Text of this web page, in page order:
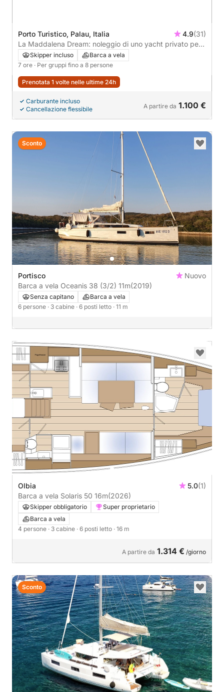
Porto Turistico, Palau, Italia 4.9(31)
La Maddalena Dream: noleggio di uno yacht privato per
un'intera giornata da Palau
Skipper incluso
Barca a vela
7 ore · Per gruppi fino a 8 persone
Prenotata 1 volte nelle ultime 24h
Carburante incluso
Cancellazione flessibile
A partire da 1.100 €
Portisco
Nuovo
Barca a vela Oceanis 38 (3/2) 11m(2019)
Senza capitano
Barca a vela
6 persone · 3 cabine · 6 posti letto · 11 m
Sconto
Olbia 5.0(1)
Barca a vela Solaris 50 16m(2026)
Skipper obbligatorio
Super proprietario
Barca a vela
4 persone · 3 cabine · 6 posti letto · 16 m
A partire da 1.314 € /giorno
Sconto